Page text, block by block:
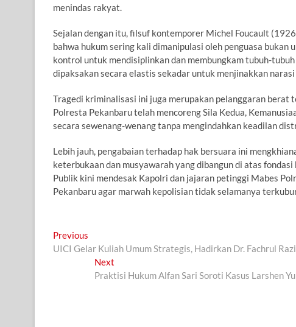
menindas rakyat.
Sejalan dengan itu, filsuf kontemporer Michel Foucault
bahwa hukum sering kali dimanipulasi oleh penguasa
kontrol untuk mendisiplinkan dan membungkam tubuh-
dipaksakan secara elastis sekadar untuk menjinakkan
Tragedi kriminalisasi ini juga merupakan pelanggaran
Polresta Pekanbaru telah mencoreng Sila Kedua,
secara sewenang-wenang tanpa mengindahkan keadilan
Lebih jauh, pengabaian terhadap hak bersuara ini
keterbukaan dan musyawarah yang dibangun di atas
Publik kini mendesak Kapolri dan jajaran petinggi Mabes
Pekanbaru agar marwah kepolisian tidak selamanya
Navigasi
pos
Previous
post:
UICI Gelar Kuliah Umum Strategis, Hadirkan Dr. Fachrul
Next
post:
Praktisi Hukum Alfan Sari Soroti Kasus Larshen